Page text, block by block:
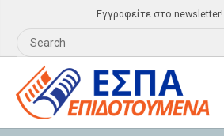
Εγγραφείτε στο newsletter!